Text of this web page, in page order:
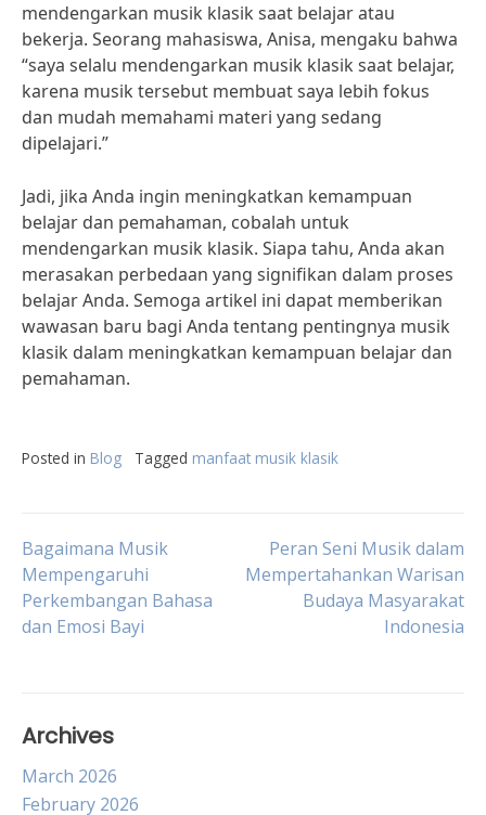
mendengarkan musik klasik saat belajar atau
bekerja. Seorang mahasiswa, Anisa, mengaku bahwa
“saya selalu mendengarkan musik klasik saat belajar,
karena musik tersebut membuat saya lebih fokus
dan mudah memahami materi yang sedang
dipelajari.”
Jadi, jika Anda ingin meningkatkan kemampuan
belajar dan pemahaman, cobalah untuk
mendengarkan musik klasik. Siapa tahu, Anda akan
merasakan perbedaan yang signifikan dalam proses
belajar Anda. Semoga artikel ini dapat memberikan
wawasan baru bagi Anda tentang pentingnya musik
klasik dalam meningkatkan kemampuan belajar dan
pemahaman.
Posted in Blog Tagged manfaat musik klasik
Post
navigation
Bagaimana Musik
Mempengaruhi
Perkembangan Bahasa
dan Emosi Bayi
Peran Seni Musik dalam
Mempertahankan Warisan
Budaya Masyarakat
Indonesia
Archives
March 2026
February 2026